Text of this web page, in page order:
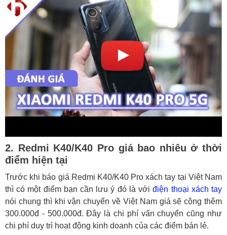
2. Redmi K40/K40 Pro giá bao nhiêu ở thời
điểm hiện tại
Trước khi báo giá Redmi K40/K40 Pro xách tay tại Việt Nam
thì có một điểm bạn cần lưu ý đó là vớiđiện thoại xách tay
nói chung thì khi vận chuyển về Việt Nam giá sẽ cộng thêm
300.000đ - 500.000đ. Đây là chi phí vấn chuyển cũng như
chi phí duy trì hoạt động kinh doanh của các điểm bán lẻ.